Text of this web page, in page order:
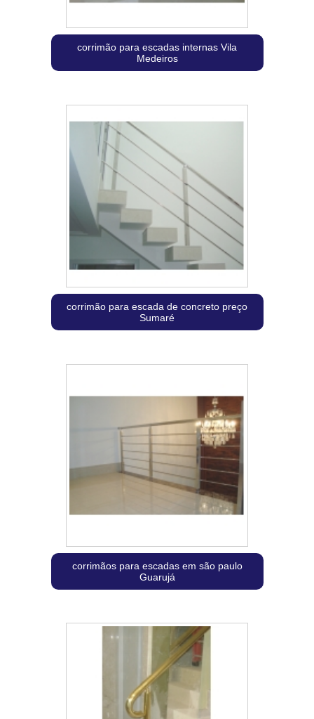
corrimão para escadas internas Vila
Medeiros
corrimão para escada de concreto preço
Sumaré
corrimãos para escadas em são paulo
Guarujá